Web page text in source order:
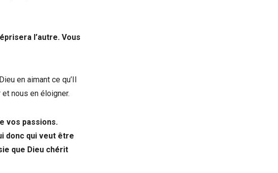
l’autre. Vous
en aimant ce qu’Il
nous en éloigner.
vos passions.
donc qui veut être
que Dieu chérit